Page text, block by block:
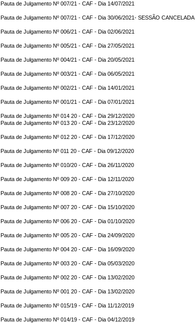
Pauta de Julgamento Nº 007/21 - CAF - Dia 14/07/2021
Pauta de Julgamento Nº 007/21 - CAF - Dia 30/06/2021- SESSÃO CANCELADA
Pauta de Julgamento Nº 006/21 - CAF - Dia 02/06/2021
Pauta de Julgamento Nº 005/21 - CAF - Dia 27/05/2021
Pauta de Julgamento Nº 004/21 - CAF - Dia 20/05/2021
Pauta de Julgamento Nº 003/21 - CAF - Dia 06/05/2021
Pauta de Julgamento Nº 002/21 - CAF - Dia 14/01/2021
Pauta de Julgamento Nº 001/21 - CAF - Dia 07/01/2021
Pauta de Julgamento Nº 014 20 - CAF - Dia 29/12/2020
Pauta de Julgamento Nº 013 20 - CAF - Dia 23/12/2020
Pauta de Julgamento Nº 012 20 - CAF - Dia 17/12/2020
Pauta de Julgamento Nº 011 20 - CAF - Dia 09/12/2020
Pauta de Julgamento Nº 010/20 - CAF - Dia 26/11/2020
Pauta de Julgamento Nº 009 20 - CAF - Dia 12/11/2020
Pauta de Julgamento Nº 008 20 - CAF - Dia 27/10/2020
Pauta de Julgamento Nº 007 20 - CAF - Dia 15/10/2020
Pauta de Julgamento Nº 006 20 - CAF - Dia 01/10/2020
Pauta de Julgamento Nº 005 20 - CAF - Dia 24/09/2020
Pauta de Julgamento Nº 004 20 - CAF - Dia 16/09/2020
Pauta de Julgamento Nº 003 20 - CAF - Dia 05/03/2020
Pauta de Julgamento Nº 002 20 - CAF - Dia 13/02/2020
Pauta de Julgamento Nº 001 20 - CAF - Dia 13/02/2020
Pauta de Julgamento Nº 015/19 - CAF - Dia 11/12/2019
Pauta de Julgamento Nº 014/19 - CAF - Dia 04/12/2019